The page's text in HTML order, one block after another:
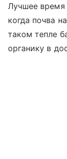
Лучшее время
когда почва
таком тепле
органику в